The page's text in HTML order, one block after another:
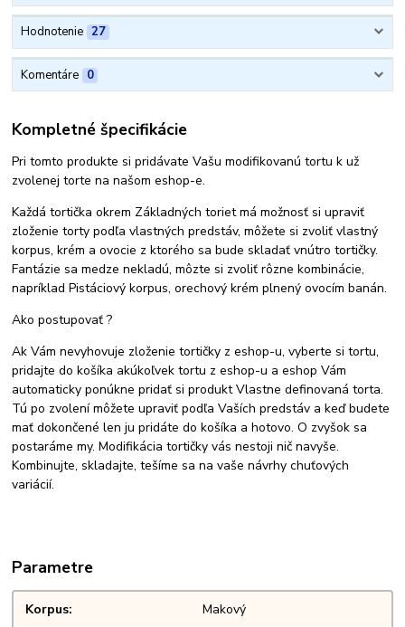
Hodnotenie 27
Komentáre 0
Kompletné špecifikácie
Pri tomto produkte si pridávate Vašu modifikovanú tortu k už
zvolenej torte na našom eshop-e.
Každá tortička okrem Základných toriet má možnosť si upraviť
zloženie torty podľa vlastných predstáv, môžete si zvoliť vlastný
korpus, krém a ovocie z ktorého sa bude skladať vnútro tortičky.
Fantázie sa medze nekladú, môzte si zvoliť rôzne kombinácie,
napríklad Pistáciový korpus, orechový krém plnený ovocím banán.
Ako postupovať ?
Ak Vám nevyhovuje zloženie tortičky z eshop-u, vyberte si tortu,
pridajte do košíka akúkoľvek tortu z eshop-u a eshop Vám
automaticky ponúkne pridať si produkt Vlastne definovaná torta.
Tú po zvolení môžete upraviť podľa Vaších predstáv a keď budete
mať dokončené len ju pridáte do košíka a hotovo. O zvyšok sa
postaráme my. Modifikácia tortičky vás nestoji nič navyše.
Kombinujte, skladajte, tešíme sa na vaše návrhy chuťových
variácií.
Parametre
Korpus Makový